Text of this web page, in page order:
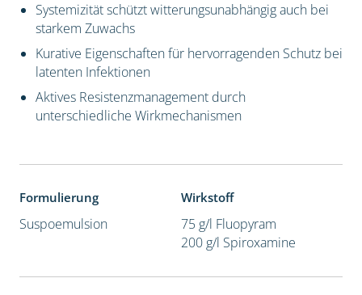
Systemizität schützt witterungsunabhängig auch bei
starkem Zuwachs
Kurative Eigenschaften für hervorragenden Schutz bei
latenten Infektionen
Aktives Resistenzmanagement durch
unterschiedliche Wirkmechanismen
Formulierung
Suspoemulsion
Wirkstoff
75 g/l Fluopyram
200 g/l Spiroxamine